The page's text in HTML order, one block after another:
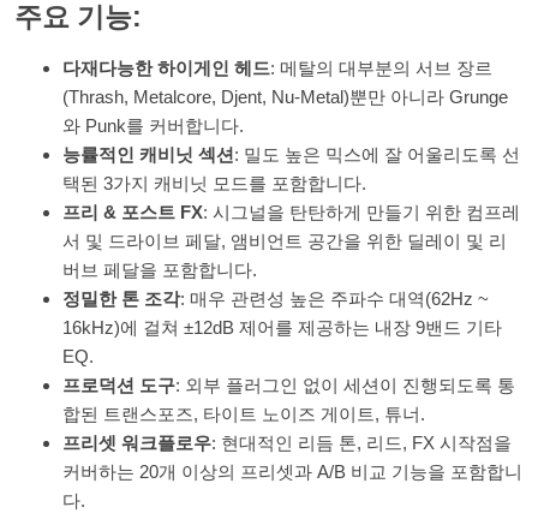
주요 기능:
다재다능한 하이게인 헤드: 메탈의 대부분의 서브 장르
(Thrash, Metalcore, Djent, Nu-Metal)뿐만 아니라 Grunge
와 Punk를 커버합니다.
능률적인 캐비닛 섹션: 밀도 높은 믹스에 잘 어울리도록 선
택된 3가지 캐비닛 모드를 포함합니다.
프리 & 포스트 FX: 시그널을 탄탄하게 만들기 위한 컴프레
서 및 드라이브 페달, 앰비언트 공간을 위한 딜레이 및 리
버브 페달을 포함합니다.
정밀한 톤 조각: 매우 관련성 높은 주파수 대역(62Hz ~
16kHz)에 걸쳐 ±12dB 제어를 제공하는 내장 9밴드 기타
EQ.
프로덕션 도구: 외부 플러그인 없이 세션이 진행되도록 통
합된 트랜스포즈, 타이트 노이즈 게이트, 튜너.
프리셋 워크플로우: 현대적인 리듬 톤, 리드, FX 시작점을
커버하는 20개 이상의 프리셋과 A/B 비교 기능을 포함합니
다.